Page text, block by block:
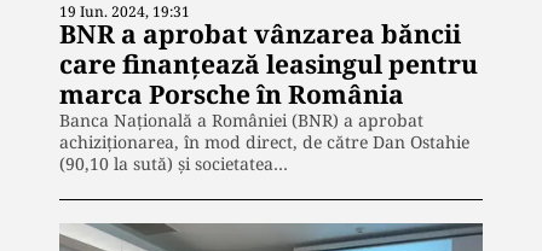
19 Iun. 2024, 19:31
BNR a aprobat vânzarea băncii
care finanțează leasingul pentru
marca Porsche în România
Banca Naţională a României (BNR) a aprobat
achiziţionarea, în mod direct, de către Dan Ostahie
(90,10 la sută) şi societatea…